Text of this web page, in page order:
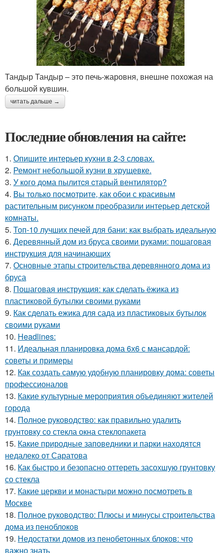
Тандыр Тандыр – это печь-жаровня, внешне похожая на
большой кувшин.
читать дальше →
Последние обновления на сайте:
1. Опишите интерьер кухни в 2-3 словах.
2. Ремонт небольшой кузни в хрущевке.
3. У кого дома пылитcя cтарый вентилятор?
4. Вы только посмотрите, как обои с красивым
растительным рисунком преобразили интерьер детской
комнаты.
5. Топ-10 лучших печей для бани: как выбрать идеальную
6. Деревянный дом из бруса своими руками: пошаговая
инструкция для начинающих
7. Основные этапы строительства деревянного дома из
бруса
8. Пошаговая инструкция: как сделать ёжика из
пластиковой бутылки своими руками
9. Как сделать ежика для сада из пластиковых бутылок
своими руками
10. Headlines:
11. Идеальная планировка дома 6х6 с мансардой:
советы и примеры
12. Как создать самую удобную планировку дома: советы
профессионалов
13. Какие культурные мероприятия объединяют жителей
города
14. Полное руководство: как правильно удалить
грунтовку со стекла окна стеклопакета
15. Какие природные заповедники и парки находятся
недалеко от Саратова
16. Как быстро и безопасно оттереть засохшую грунтовку
со стекла
17. Какие церкви и монастыри можно посмотреть в
Москве
18. Полное руководство: Плюсы и минусы строительства
дома из пеноблоков
19. Недостатки домов из пенобетонных блоков: что
важно знать